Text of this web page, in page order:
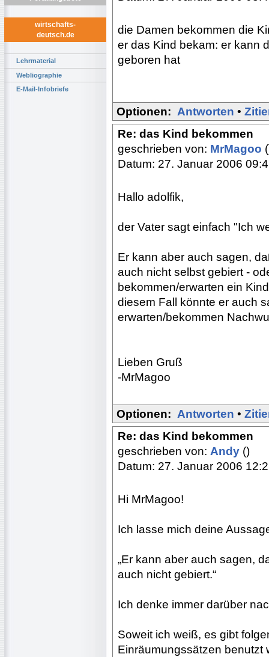
wirtschafts-
deutsch.de
Lehrmaterial
Webliographie
E-Mail-Infobriefe
die Damen bekommen die
er das Kind bekam: er kann
geboren hat
Optionen: Antworten •
Re: das Kind bekommen
geschrieben von: MrMagoo
Datum: 27. Januar 2006
Hallo adolfik,
der Vater sagt einfach "Ich
Er kann aber auch sagen,
auch nicht selbst gebiert -
bekommen/erwarten ein
diesem Fall könnte er auch
erwarten/bekommen
Lieben Gruß
-MrMagoo
Optionen: Antworten •
Re: das Kind bekommen
geschrieben von: Andy ()
Datum: 27. Januar 2006
Hi MrMagoo!
Ich lasse mich deine
„Er kann aber auch sagen,
auch nicht gebiert.“
Ich denke immer darüber
Soweit ich weiß, es gibt
Einräumungssätzen benutzt